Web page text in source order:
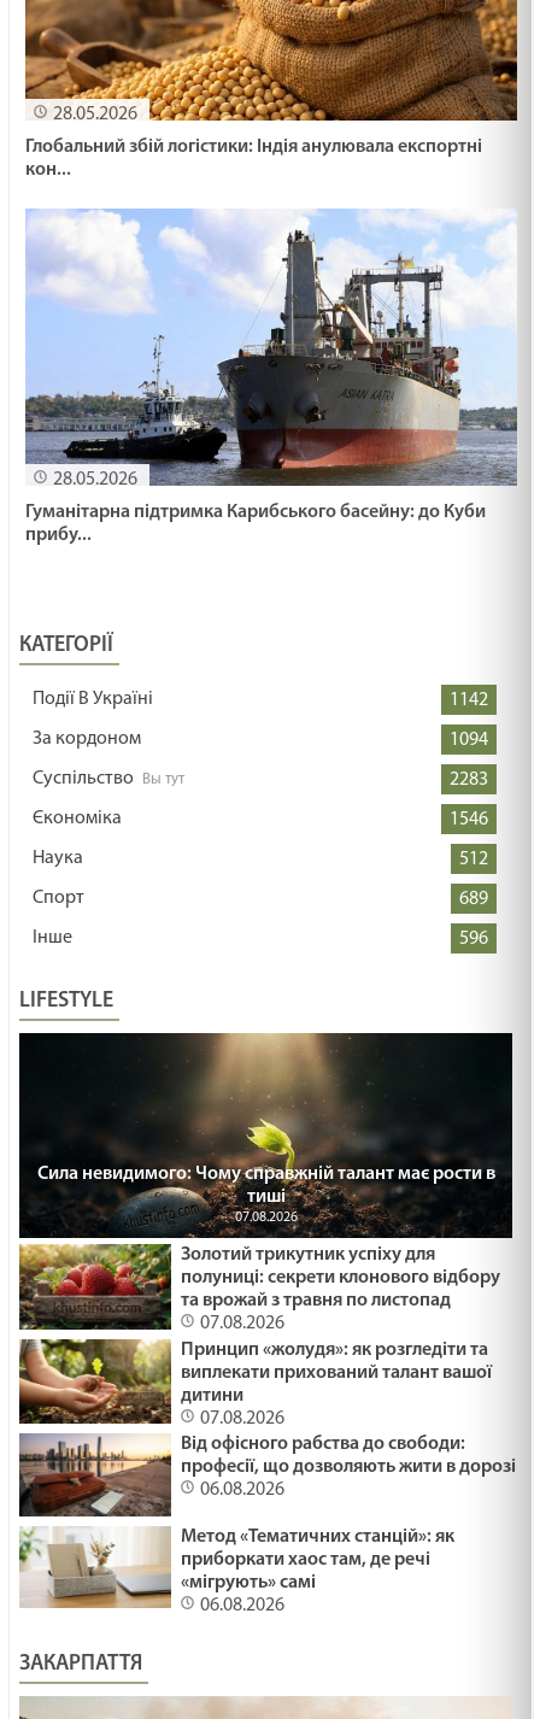
28.05.2026
Глобальний збій логістики: Індія анулювала експортні
кон...
28.05.2026
Гуманітарна підтримка Карибського басейну: до Куби
прибу...
КАТЕГОРІЇ
Події В Україні
1142
За кордоном
1094
Суспільство
2283
Єкономіка
1546
Наука
512
Спорт
689
Інше
596
LIFESTYLE
Сила невидимого: Чому справжній талант має рости в
тиші
07.08.2026
Золотий трикутник успіху для
полуниці: секрети клонового відбору
та врожай з травня по листопад
07.08.2026
Принцип «жолудя»: як розгледіти та
виплекати прихований талант вашої
дитини
07.08.2026
Від офісного рабства до свободи:
професії, що дозволяють жити в дорозі
06.08.2026
Метод «Тематичних станцій»: як
приборкати хаос там, де речі
«мігрують» самі
06.08.2026
ЗАКАРПАТТЯ